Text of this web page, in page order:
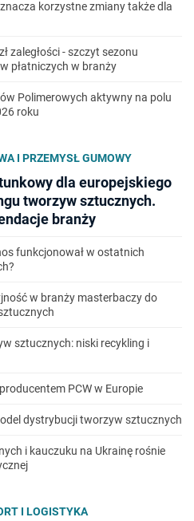
korzystne zmiany także dla
zaległości - szczyt sezonu
płatniczych w branży
Polimerowych aktywny na polu
roku
I PRZEMYSŁ GUMOWY
dla europejskiego
tworzyw sztucznych.
branży
funkcjonował w ostatnich
w branży masterbaczy do
sztucznych: niski recykling i
PCW w Europie
dystrybucji tworzyw sztucznych
i kauczuku na Ukrainę rośnie
I LOGISTYKA